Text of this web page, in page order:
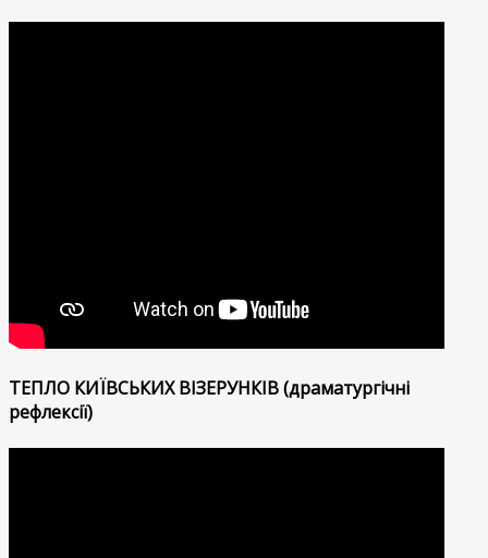
ТЕПЛО КИЇВСЬКИХ ВІЗЕРУНКІВ (драматургічні
рефлексії)